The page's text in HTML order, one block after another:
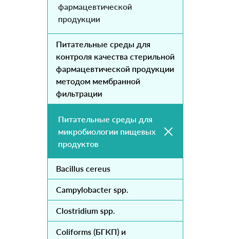
фармацевтической
продукции
Питательные среды для
контроля качества стерильной
фармацевтической продукции
методом мембранной
фильтрации
Питательные среды для
микробиологии пищевых
продуктов
Bacillus cereus
Campylobacter spp.
Clostridium spp.
Coliforms (БГКП) и